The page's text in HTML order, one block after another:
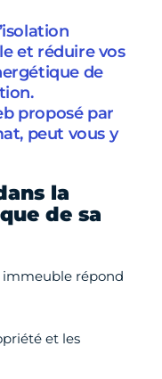
et réduire vos
de
proposé par
peut vous y
la
de sa
immeuble répond
et les